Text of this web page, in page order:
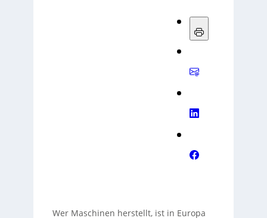
Wer Maschinen herstellt, ist in Europa